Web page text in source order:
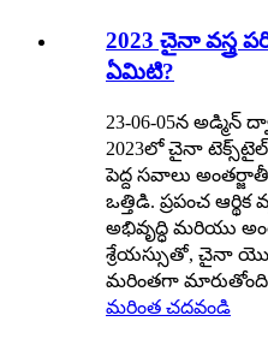
2023 చైనా వస్త్ర
ఏమిటి?
23-06-05న అడ్మిన్
2023లో చైనా టెక్స్‌టైల్
పెద్ద సవాలు
ఒత్తిడి. ప్రపంచ
అభివృద్ధి మరియు
శ్రేయస్సుతో, చైనా
మరింతగా మారుతోంది
మరింత చదవండి